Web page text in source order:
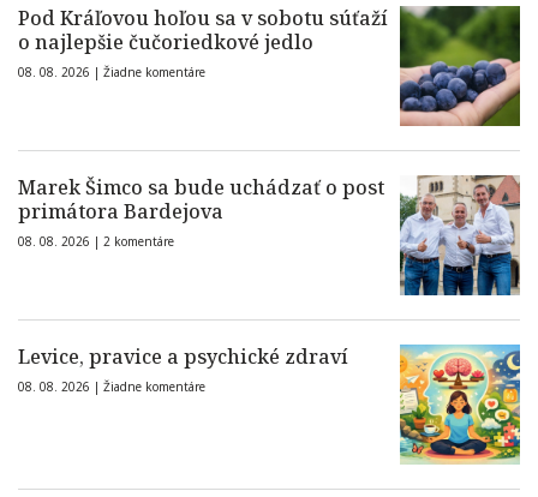
Pod Kráľovou hoľou sa v sobotu súťaží
o najlepšie čučoriedkové jedlo
08. 08. 2026 | Žiadne komentáre
Marek Šimco sa bude uchádzať o post
primátora Bardejova
08. 08. 2026 | 2 komentáre
Levice, pravice a psychické zdraví
08. 08. 2026 | Žiadne komentáre